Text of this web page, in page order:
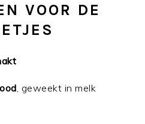
VOOR DE
, geweekt in melk